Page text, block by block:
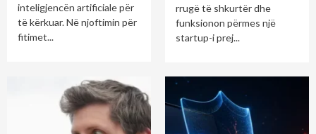
inteligjencën artificiale për
të kërkuar. Në njoftimin për
fitimet...
rrugë të shkurtër dhe
funksionon përmes një
startup-i prej...